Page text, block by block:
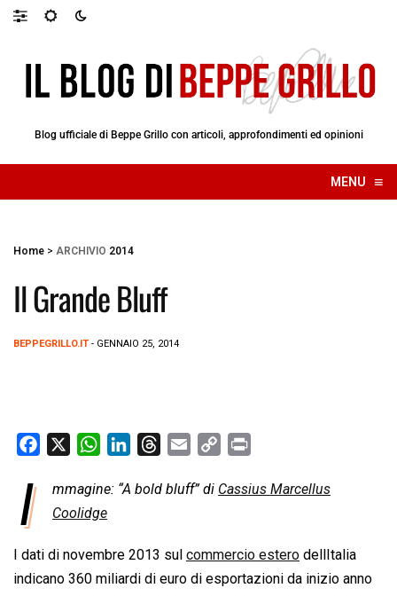
Blog ufficiale di Beppe Grillo con articoli, approfondimenti ed opinioni
MENU ≡
☰
Home > ARCHIVIO 2014
Il Grande Bluff
BEPPEGRILLO.IT - GENNAIO 25, 2014
o
o
W
a
t
A
p
n
d
I
r
d
s
a
p
i
n
i
I mmagine: “A bold bluff” di Cassius Marcellus
Coolidge
I dati di novembre 2013 sul commercio estero dellItalia
indicano 360 miliardi di euro di esportazioni da inizio anno